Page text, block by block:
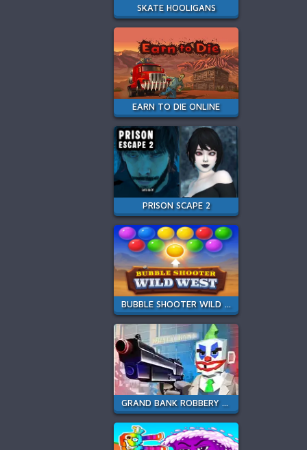
SKATE HOOLIGANS
EARN TO DIE ONLINE
PRISON SCAPE 2
BUBBLE SHOOTER WILD WEST
GRAND BANK ROBBERY DUEL